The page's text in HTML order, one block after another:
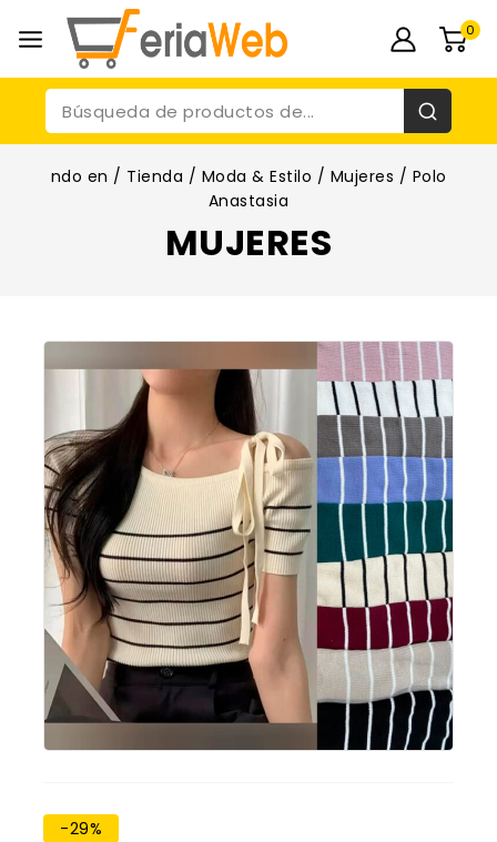
0
ndo en / Tienda / Moda & Estilo / Mujeres / Polo
Anastasia
MUJERES
-29%